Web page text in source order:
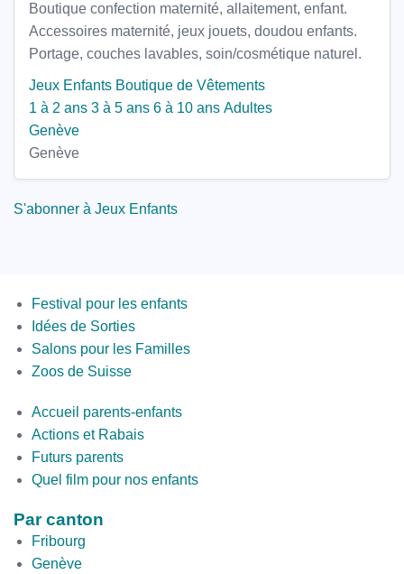
Boutique confection maternité, allaitement, enfant.
Accessoires maternité, jeux jouets, doudou enfants.
Portage, couches lavables, soin/cosmétique naturel.
Jeux Enfants Boutique de Vêtements
1 à 2 ans 3 à 5 ans 6 à 10 ans Adultes
Genève
Genève
S'abonner à Jeux Enfants
Menus
Festival pour les enfants
Idées de Sorties
Salons pour les Familles
Zoos de Suisse
Second
Bottom
Accueil parents-enfants
Actions et Rabais
Futurs parents
Quel film pour nos enfants
Par canton
Fribourg
Genève